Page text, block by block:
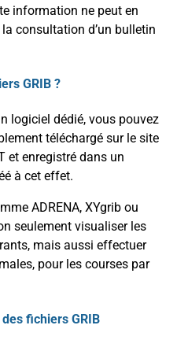
information ne peut en
consultation d’un bulletin
GRIB ?
logiciel dédié, vous pouvez
téléchargé sur le site
et enregistré dans un
à cet effet.
ADRENA, XYgrib ou
seulement visualiser les
mais aussi effectuer
pour les courses par
fichiers GRIB